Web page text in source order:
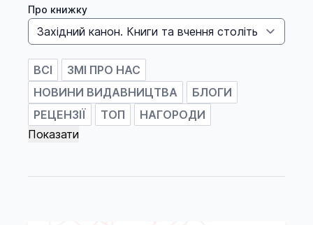
Про книжку
ВСІ
ЗМІ ПРО НАС
НОВИНИ ВИДАВНИЦТВА
БЛОГИ
РЕЦЕНЗІЇ
ТОП НАГОРОДИ